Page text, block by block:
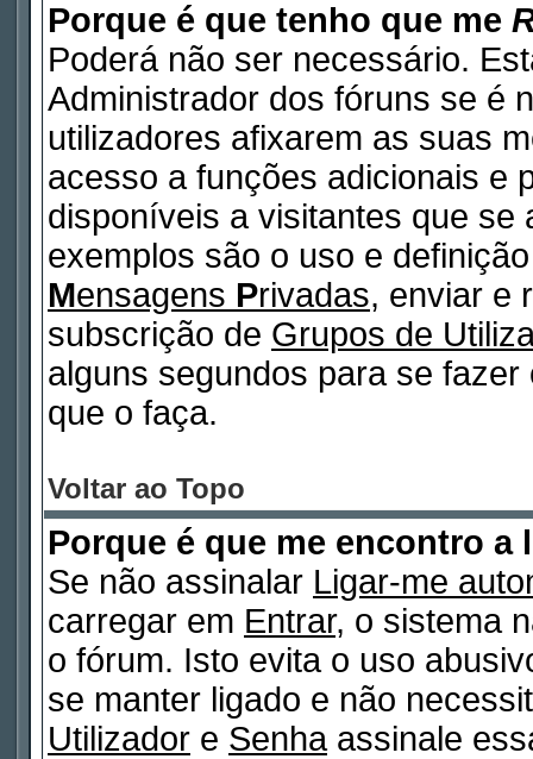
Porque é que tenho que me
Poderá não ser necessário.
Administrador dos fóruns se é
utilizadores afixarem as suas
acesso a funções adicionais e
disponíveis a visitantes que se
exemplos são o uso e
Mensagens Privadas, enviar e
subscrição de Grupos de
alguns segundos para se
que o faça.
Voltar ao Topo
Porque é que me encontro
Se não assinalar Ligar-me
carregar em Entrar, o sistema
o fórum. Isto evita o uso
se manter ligado e não
Utilizador e Senhaassinale